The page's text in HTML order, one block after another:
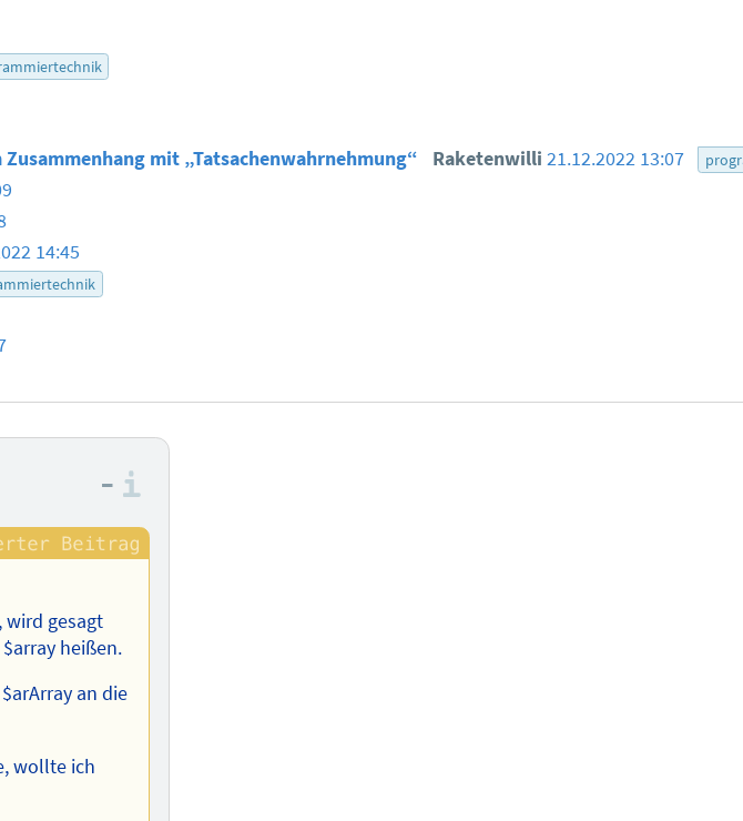
mit „Tatsachenwahrnehmung“ Raketenwilli 21.12.2022 13:07
14:45
–
wird gesagt
heißen.
an die
wollte ich